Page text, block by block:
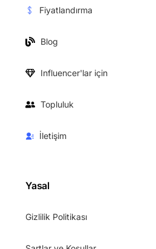
Fiyatlandırma
Blog
Influencer'lar için
Topluluk
İletişim
Yasal
Gizlilik Politikası